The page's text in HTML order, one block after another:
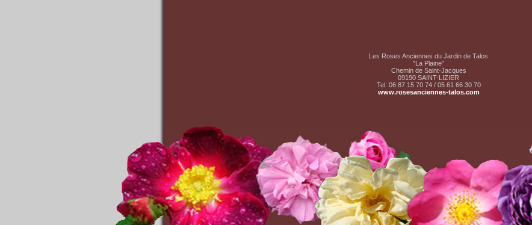
Les Roses Anciennes du Jardin de Talos
"La Plaine"
Chemin de Saint-Jacques
09190 SAINT-LIZIER
Tel: 06 87 15 70 74 / 05 61 66 30 70
www.rosesanciennes-talos.com